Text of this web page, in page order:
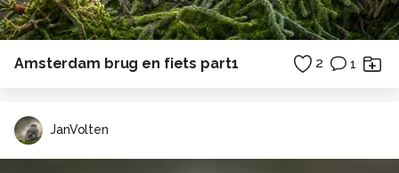
Amsterdam brug en fiets part1 2 1
JanVolten